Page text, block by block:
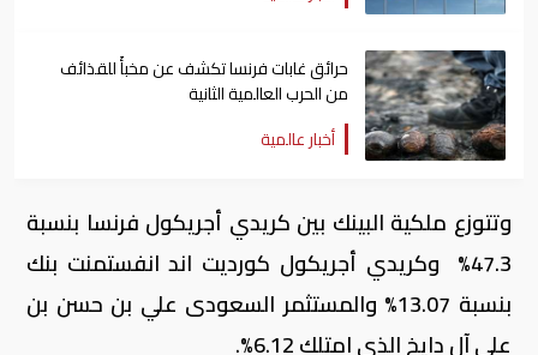
حرائق غابات فرنسا تكشف عن مخبأً للقذائف
من الحرب العالمية الثانية
أخبار عالمية
وتتوزع ملكية البينك بين كريدي أجريكول فرنسا بنسبة
47.3% وكريدي أجريكول كورديت اند انفستمنت بنك
بنسبة 13.07% والمستثمر السعودى علي بن حسن بن
علي آل دايخ الذي امتلك 6.12%.